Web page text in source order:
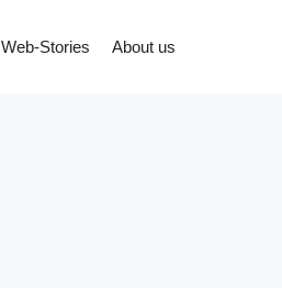
Web-Stories About us